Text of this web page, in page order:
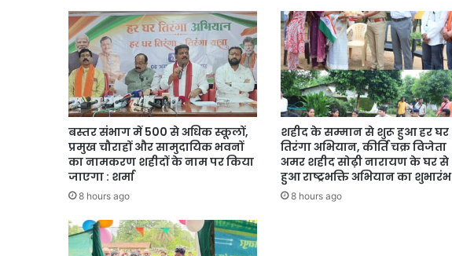
बस्तर संभाग में 500 से अधिक स्कूलों,
प्रमुख चौराहों और सामुदायिक भवनों
का नामकरण शहीदों के नाम पर किया
जाएगा : शर्मा
8 hours ago
शहीद के सम्मान से शुरू हुआ हर घर
तिरंगा अभियान, कीर्ति चक्र विजेता
अमर शहीद सोढ़ी नारायण के घर से
हुआ राष्ट्रभक्ति अभियान का शुभारंभ
8 hours ago